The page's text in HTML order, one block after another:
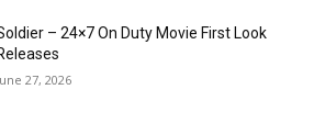
– 24×7 On Duty Movie First Look
27, 2026